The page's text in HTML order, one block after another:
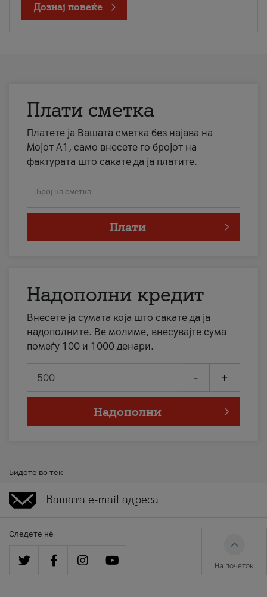
Дознај повеќе
Плати сметка
Платете ја Вашата сметка без најава на
Мојот А1, само внесете го бројот на
фактурата што сакате да ја платите.
Број на сметка
Плати
Надополни кредит
Внесете ја сумата која што сакате да ја
надополните. Ве молиме, внесувајте сума
помеѓу 100 и 1000 денари.
- +
Надополни
Бидете во тек
Следете нè
На почеток